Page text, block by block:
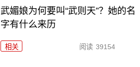
武媚娘为何要叫“武则天”？她的名
字有什么来历
相关 阅读 39154